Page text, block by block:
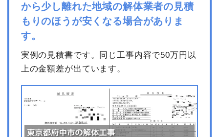
から少し離れた地域の解体業者の見積
もりのほうが安くなる場合がありま
す。
実例の見積書です。同じ工事内容で50万円以
上の金額差が出ています。